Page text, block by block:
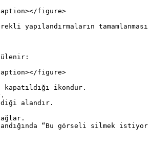
figure>
yapılandırmaların tamamlanması
figure>
ikondur.
alandır.
“Bu görseli silmek istiyor